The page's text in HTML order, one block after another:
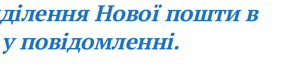
Нової пошти в
повідомленні.